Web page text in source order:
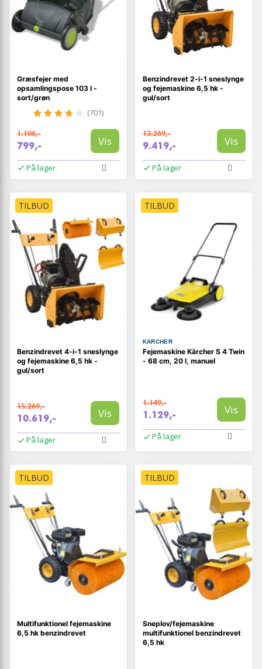
Græsfejer med
opsamlingspose 103 l -
sort/grøn
(701)
1.106,-
799,- Vis
På lager
Benzindrevet 2-i-1 sneslynge
og fejemaskine 6,5 hk -
gul/sort
13.269,-
9.419,- Vis
På lager
TILBUD
Benzindrevet 4-i-1 sneslynge
og fejemaskine 6,5 hk -
gul/sort
15.269,-
10.619,- Vis
På lager
TILBUD
KARCHER
Fejemaskine Kärcher S 4 Twin
- 68 cm, 20 l, manuel
1.149,-
1.129,- Vis
På lager
TILBUD
Multifunktionel fejemaskine
6,5 hk benzindrevet
TILBUD
Sneplov/fejemaskine
multifunktionel benzindrevet
6,5 hk